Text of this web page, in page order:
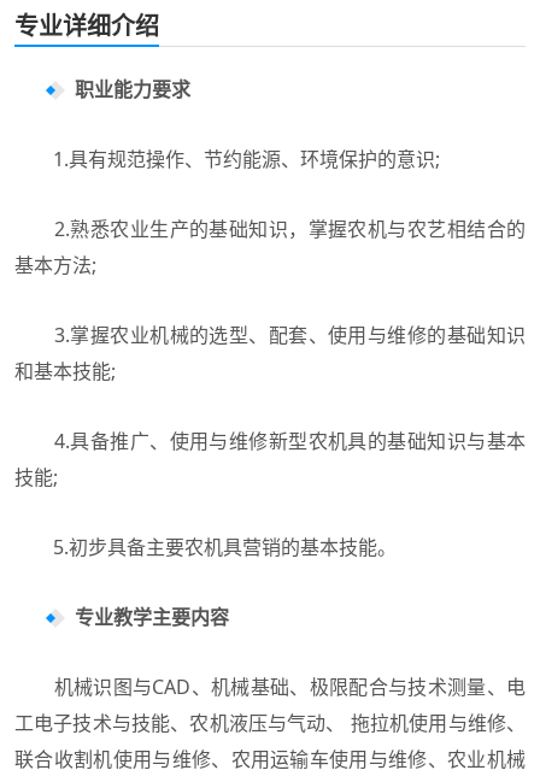
专业详细介绍
职业能力要求
1.具有规范操作、节约能源、环境保护的意识;
2.熟悉农业生产的基础知识，掌握农机与农艺相结合的
基本方法;
3.掌握农业机械的选型、配套、使用与维修的基础知识
和基本技能;
4.具备推广、使用与维修新型农机具的基础知识与基本
技能;
5.初步具备主要农机具营销的基本技能。
专业教学主要内容
机械识图与CAD、机械基础、极限配合与技术测量、电
工电子技术与技能、农机液压与气动、 拖拉机使用与维修、
联合收割机使用与维修、农用运输车使用与维修、农业机械